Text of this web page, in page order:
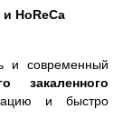
HoReCa
и современный
закаленного
и быстро